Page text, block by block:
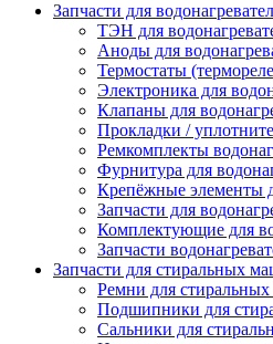
Запчасти для
ТЭН для
Аноды для
Термостаты
Электроника для
Клапаны для
Прокладки /
Ремкомплекты
Фурнитура для
Крепёжные элементы
Запчасти для
Комплектующие для
Запчасти
Запчасти для стиральных
Ремни для
Подшипники для
Сальники для